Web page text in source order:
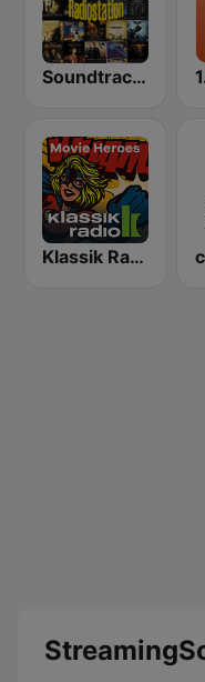
SoundtrackRadiostation
Klassik Radio Movie Heroes